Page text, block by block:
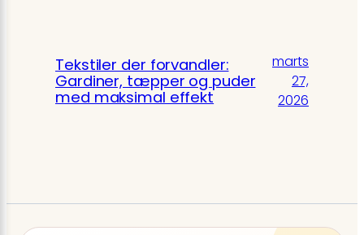
Tekstiler der forvandler:
Gardiner, tæpper og puder
med maksimal effekt
marts
27,
2026